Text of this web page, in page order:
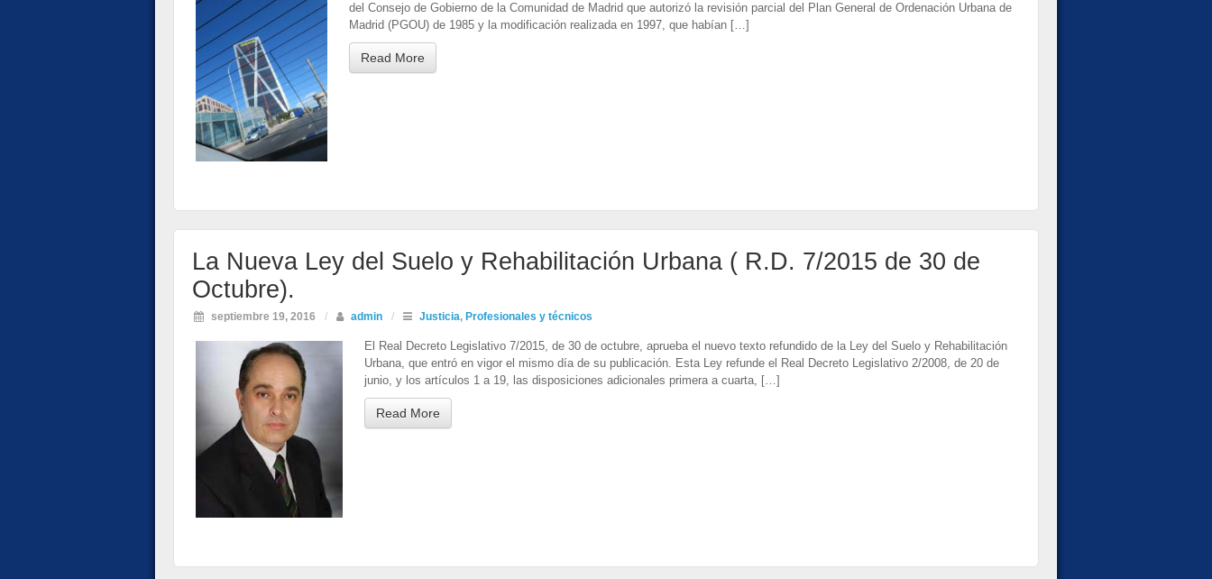
del Consejo de Gobierno de la Comunidad de Madrid que autorizó la revisión parcial del Plan General de Ordenación Urbana de
Madrid (PGOU) de 1985 y la modificación realizada en 1997, que habían […]
Read More
La Nueva Ley del Suelo y Rehabilitación Urbana ( R.D. 7/2015 de 30 de
Octubre).
septiembre 19, 2016 / admin / Justicia, Profesionales y técnicos
El Real Decreto Legislativo 7/2015, de 30 de octubre, aprueba el nuevo texto refundido de la Ley del Suelo y Rehabilitación
Urbana, que entró en vigor el mismo día de su publicación. Esta Ley refunde el Real Decreto Legislativo 2/2008, de 20 de
junio, y los artículos 1 a 19, las disposiciones adicionales primera a cuarta, […]
Read More